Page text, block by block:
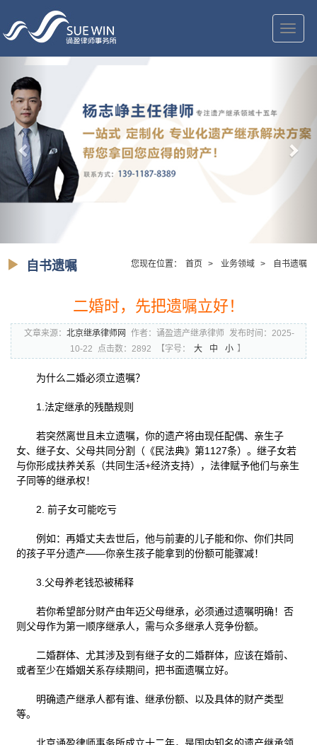
切
换
导
您现在位置： 首页 > 业务领域 > 自书遗嘱
自书遗嘱
二婚时，先把遗嘱立好！
文章来源： 北京继承律师网 作者：诵盈遗产继承律师 发布时间：2025-
10-22
点击数：2892 【字号： 大 中 小 】
为什么二婚必须立遗嘱？
1.法定继承的残酷规则
若突然离世且未立遗嘱，你的遗产将由现任配偶、亲生子
女、继子女、父母共同分割（《民法典》第1127条）。继子女若
与你形成扶养关系（共同生活+经济支持），法律赋予他们与亲生
子同等的继承权！
2. 前子女可能吃亏
例如：再婚丈夫去世后，他与前妻的儿子能和你、你们共同
的孩子平分遗产——你亲生孩子能拿到的份额可能骤减！
3.父母养老钱恐被稀释
若你希望部分财产由年迈父母继承，必须通过遗嘱明确！否
则父母作为第一顺序继承人，需与众多继承人竞争份额。
二婚群体、尤其涉及到有继子女的二婚群体，应该在婚前、
或者至少在婚姻关系存续期间，把书面遗嘱立好。
明确遗产继承人都有谁、继承份额、以及具体的财产类型
等。